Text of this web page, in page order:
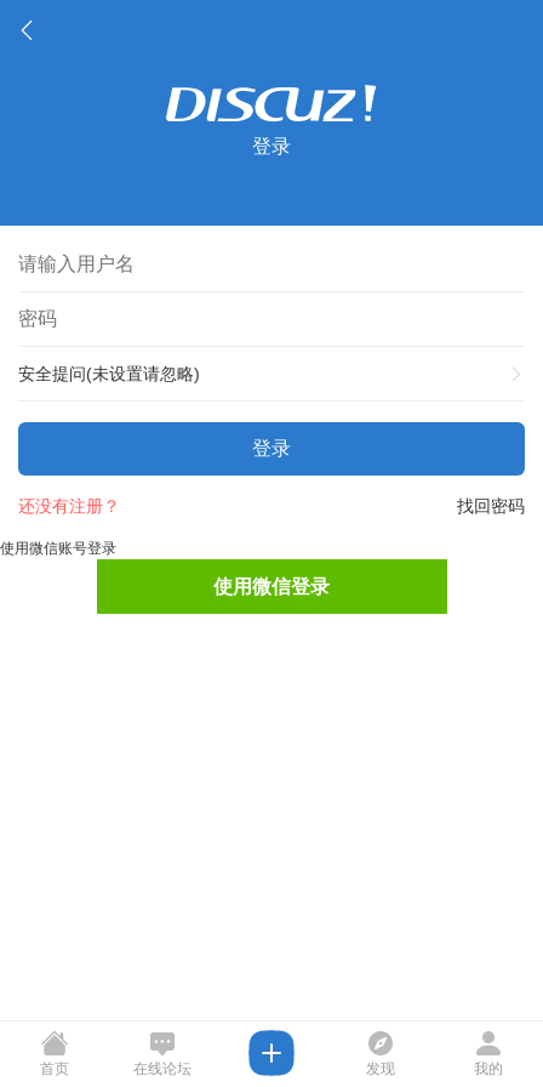
登录
安全提问(未设置请忽略)
登录
找回密码
还没有注册？
使用微信账号登录
使用微信登录
首页 在线论坛 发现 我的